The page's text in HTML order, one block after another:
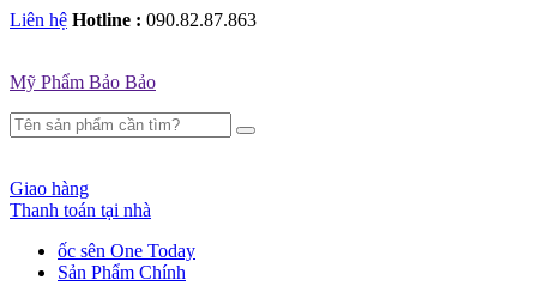
Liên hệ Hotline : 090.82.87.863
Mỹ Phẩm Bảo Bảo
Giao hàng
Thanh toán tại nhà
ốc sên One Today
Sản Phẩm Chính